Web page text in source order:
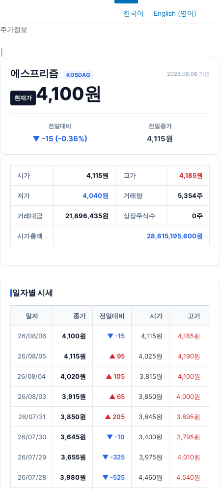
한국어 English (영어)
주가정보
에스프리즘 KOSDAQ 2026.08.06 기준
현재가 4,100원
전일대비
▼ -15 (-0.36%)
전일종가
4,115원
시가 4,115원 고가 4,185원
저가 4,040원 거래량 5,354주
거래대금 21,896,435원 상장주식수 0주
시가총액 28,615,195,600원
일자별 시세
일자 종가 전일대비 시가 고가
26/08/06 4,100원 ▼ -15 4,115원 4,185원
26/08/05 4,115원 ▲ 95 4,025원 4,190원
26/08/04 4,020원 ▲ 105 3,815원 4,100원
26/08/03 3,915원 ▲ 65 3,850원 4,000원
26/07/31 3,850원 ▲ 205 3,645원 3,895원
26/07/30 3,645원 ▼ -10 3,400원 3,795원
26/07/29 3,655원 ▼ -325 3,975원 4,010원
26/07/28 3,980원 ▼ -525 4,460원 4,540원